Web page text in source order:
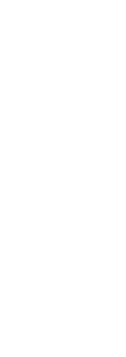
plus de 75
aurait
de Toulouse
du risque
à l'Inserm de